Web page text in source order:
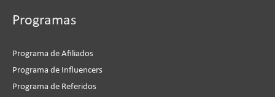
Programas
Programa de Afiliados
Programa de Influencers
Programa de Referidos